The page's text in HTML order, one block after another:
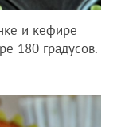
и кефире
180 градусов.